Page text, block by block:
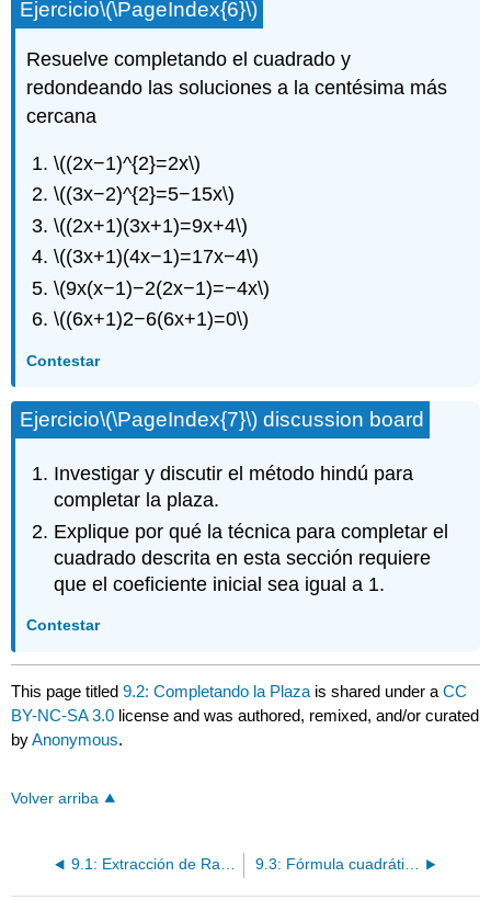
Ejercicio\(\PageIndex{6}\)
Resuelve completando el cuadrado y
redondeando las soluciones a la centésima más
cercana
\((2x−1)^{2}=2x\)
\((3x−2)^{2}=5−15x\)
\((2x+1)(3x+1)=9x+4\)
\((3x+1)(4x−1)=17x−4\)
\(9x(x−1)−2(2x−1)=−4x\)
\((6x+1)2−6(6x+1)=0\)
Contestar
Ejercicio\(\PageIndex{7}\) discussion board
Investigar y discutir el método hindú para
completar la plaza.
Explique por qué la técnica para completar el
cuadrado descrita en esta sección requiere
que el coeficiente inicial sea igual a 1.
Contestar
This page titled9.2: Completando la Plaza is shared under aCC
BY-NC-SA 3.0 license and was authored, remixed, and/or curated
byAnonymous.
Volver arriba
9.1: Extracción de Raíces Cuadradas 9.3: Fórmula cuadrática